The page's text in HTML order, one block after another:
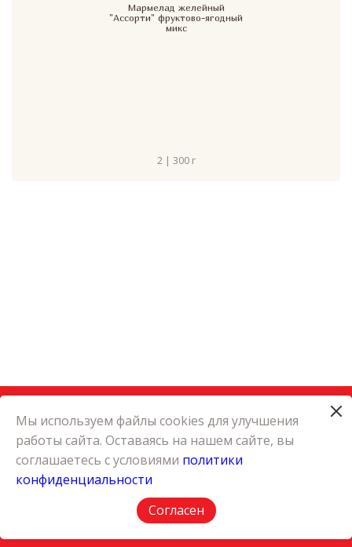
Мармелад желейный
"Ассорти" фруктово-ягодный
микс
2 | 300 г
КАТАЛОГ
КАРЬЕРА
О КОМПАНИИ
ПОЛИТИКА КОНФИДЕНЦИАЛЬНОСТИ
Мы используем файлы cookies для улучшения
работы сайта. Оставаясь на нашем сайте, вы
соглашаетесь с условиями политики
конфиденциальности
Согласен